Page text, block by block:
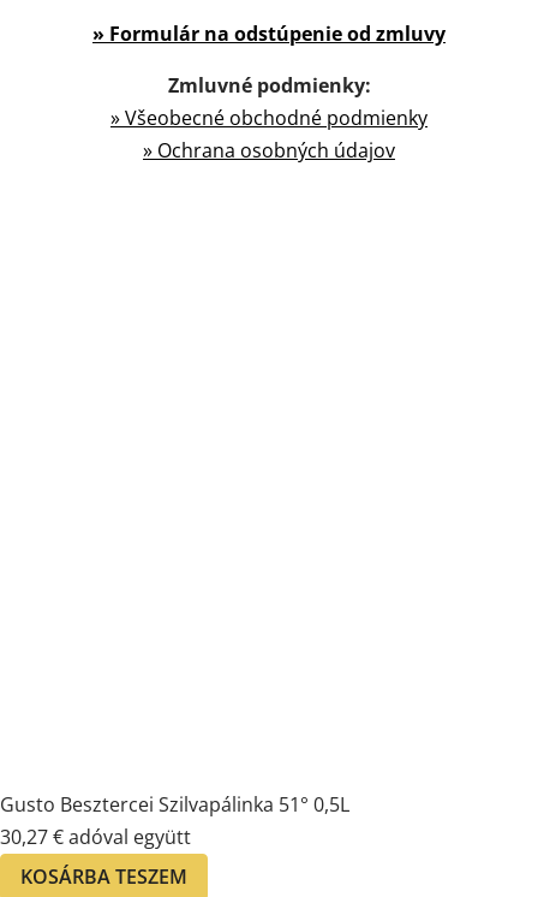
» Formulár na odstúpenie od zmluvy
Zmluvné podmienky:
» Všeobecné obchodné podmienky
» Ochrana osobných údajov
Gusto Besztercei Szilvapálinka 51° 0,5L
30,27€adóval együtt
KOSÁRBA TESZEM